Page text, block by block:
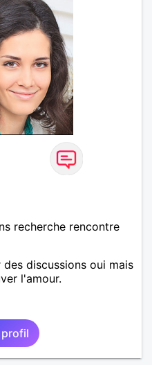
recherche rencontre
discussions oui mais
l'amour.
profil